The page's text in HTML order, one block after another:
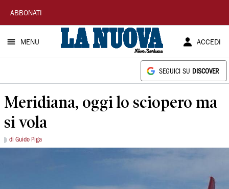
La
Nuova
Sardegna
ABBONATI
MENU ACCEDI
SEGUICI SU DISCOVER
Meridiana, oggi lo sciopero ma
si vola
di Guido Piga